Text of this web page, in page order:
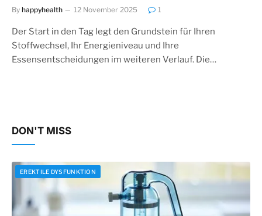
By happyhealth 12 November 2025 1
Der Start in den Tag legt den Grundstein für Ihren
Stoffwechsel, Ihr Energieniveau und Ihre
Essensentscheidungen im weiteren Verlauf. Die…
DON'T MISS
EREKTILE DYSFUNKTION